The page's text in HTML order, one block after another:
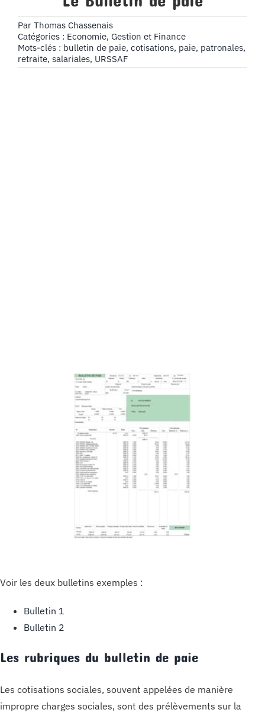
Par Thomas Chassenais
Catégories : Economie, Gestion et Finance
Mots-clés : bulletin de paie, cotisations, paie, patronales,
retraite, salariales, URSSAF
Voir les deux bulletins exemples :
Bulletin 1
Bulletin 2
Les rubriques du bulletin de paie
Les cotisations sociales, souvent appelées de manière
impropre charges sociales, sont des prélèvements sur la